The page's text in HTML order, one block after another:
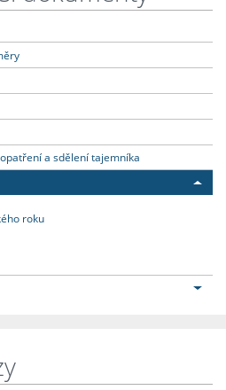
a sdělení tajemníka
roku